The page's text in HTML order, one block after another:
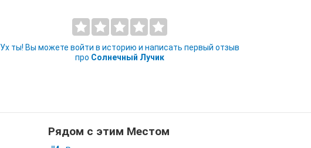
Ух ты! Вы можете войти в историю и написать первый отзыв
про Солнечный Лучик
Рядом с этим Местом